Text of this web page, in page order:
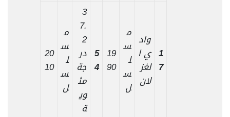
1
7
واد
ي ا
لغز
لان
م
س
ل
س
ل
19
90
5
4
3
7.
2
در
جة
مئ
وي
ة
م
س
ل
س
ل
20
10